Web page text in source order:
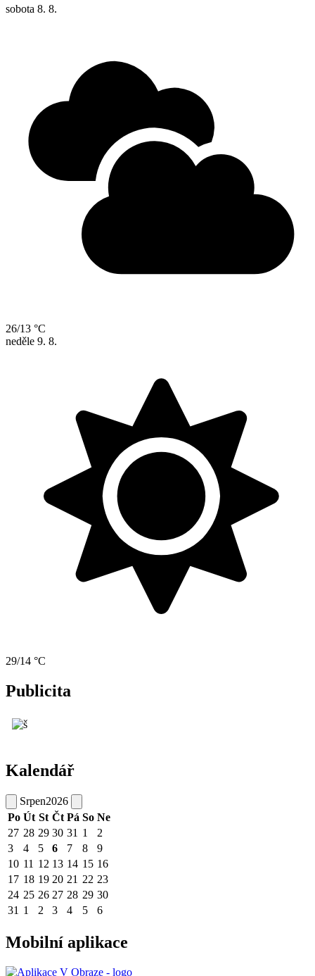
sobota 8. 8.
26/13 °C
neděle 9. 8.
29/14 °C
Publicita
Kalendář
Srpen2026
Po Út St Čt Pá So Ne
27 28 29 30 31 1
2
3
4 5 6 7 8
9
10 11 12 13 14 15 16
17 18 19 20 21 22 23
24 25 26 27 28 29 30
31 1 2 3 4 5 6
Mobilní aplikace